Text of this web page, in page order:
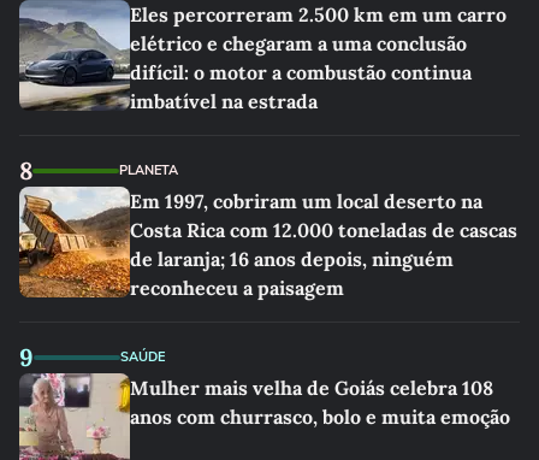
Eles percorreram 2.500 km em um carro
elétrico e chegaram a uma conclusão
difícil: o motor a combustão continua
imbatível na estrada
8 PLANETA
Em 1997, cobriram um local deserto na
Costa Rica com 12.000 toneladas de cascas
de laranja; 16 anos depois, ninguém
reconheceu a paisagem
9 SAÚDE
Mulher mais velha de Goiás celebra 108
anos com churrasco, bolo e muita emoção